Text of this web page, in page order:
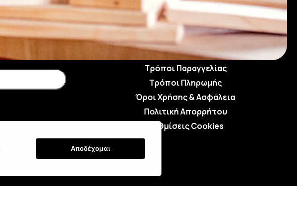
Τρόποι Αποστολής
Τρόποι Παραγγελίας
Τρόποι Πληρωμής
Όροι Χρήσης & Ασφάλεια
Πολιτική Απορρήτου
Ρυθμίσεις Cookies
Αποδέχομαι